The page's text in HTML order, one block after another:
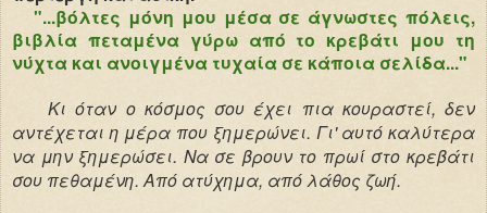
"...βόλτες μόνη μου μέσα σε άγνωστες πόλεις,
βιβλία πεταμένα γύρω από το κρεβάτι μου τη
νύχτα και ανοιγμένα τυχαία σε κάποια σελίδα..."
Κι όταν ο κόσμος σου έχει πια κουραστεί, δεν
αντέχεται η μέρα που ξημερώνει. Γι' αυτό καλύτερα
να μην ξημερώσει. Να σε βρουν το πρωί στο κρεβάτι
σου πεθαμένη. Από ατύχημα, από λάθος ζωή.